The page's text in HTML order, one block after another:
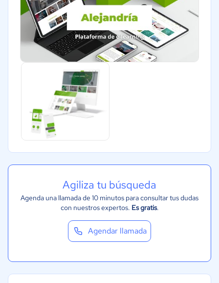
Minorista
Software / TI
Telecomunicaciones
Financiera
Alimentaria
Manufactura
ONG
Gobierno
Transporte y logística
Marketing y Comunicación
Automotriz
Comercio Electrónico
Recursos Humanos
Gastronomía
Agiliza tu búsqueda
Agenda una llamada de 10 minutos para consultar tus dudas
con nuestros expertos. Es gratis.
Agendar llamada